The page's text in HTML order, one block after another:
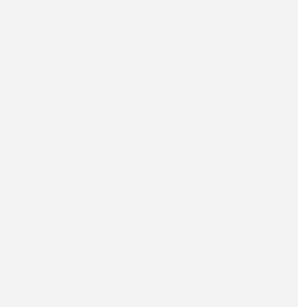
und Innovationsfähigkeit von KMU
und Mitarbeiter, die Chancen
und neue Investitionen in die
anzustoßen
in wirtschaftlich strukturschwachen
und Innovationskredit
und Betriebsmittel